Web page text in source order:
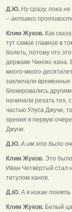
Д.Ю. Ну сразу, пока
– активно
Клим Жуков. Как
тут самое главное в
болеть, потому что
державе Чингис-хана.
много-много-
заключали временные
блокировались
начинали резать тех,
частью Улуса Джучи,
зрения в первую
Джучи.
Д.Ю.А им это было
Клим Жуков. Это
Иван Четвёртый стал
титулом ханов.
Д.Ю.А я никак
Клим Жуков. Белый